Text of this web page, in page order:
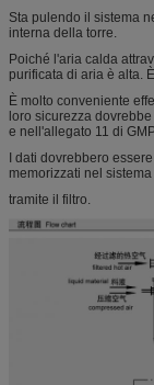
Sta pulendo il sistema
interna della torre.
Poiché l'aria calda
purificata di aria è alta.
È molto conveniente
loro sicurezza
e nell'allegato 11 di
I dati dovrebbero
memorizzati nel
tramite il filtro.